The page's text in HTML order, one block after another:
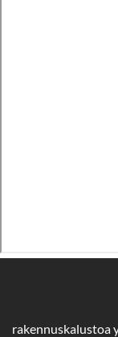
rakennuskalustoa